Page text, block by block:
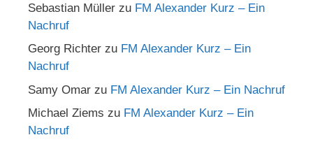
Sebastian Müller zu FM Alexander Kurz – Ein
Nachruf
Georg Richter zu FM Alexander Kurz – Ein
Nachruf
Samy Omar zu FM Alexander Kurz – Ein Nachruf
Michael Ziems zu FM Alexander Kurz – Ein
Nachruf